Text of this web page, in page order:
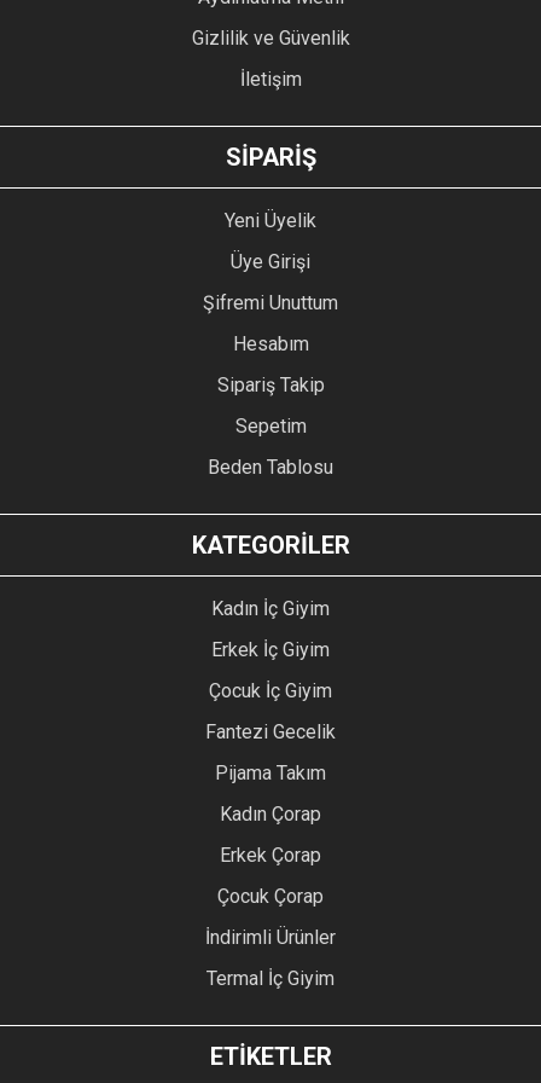
GÖNDER
Gizlilik ve Güvenlik
İletişim
SİPARİŞ
Yeni Üyelik
Üye Girişi
Şifremi Unuttum
Hesabım
Sipariş Takip
Sepetim
Beden Tablosu
KATEGORİLER
Kadın İç Giyim
Erkek İç Giyim
Çocuk İç Giyim
Fantezi Gecelik
Pijama Takım
Kadın Çorap
Erkek Çorap
Çocuk Çorap
İndirimli Ürünler
Termal İç Giyim
ETİKETLER